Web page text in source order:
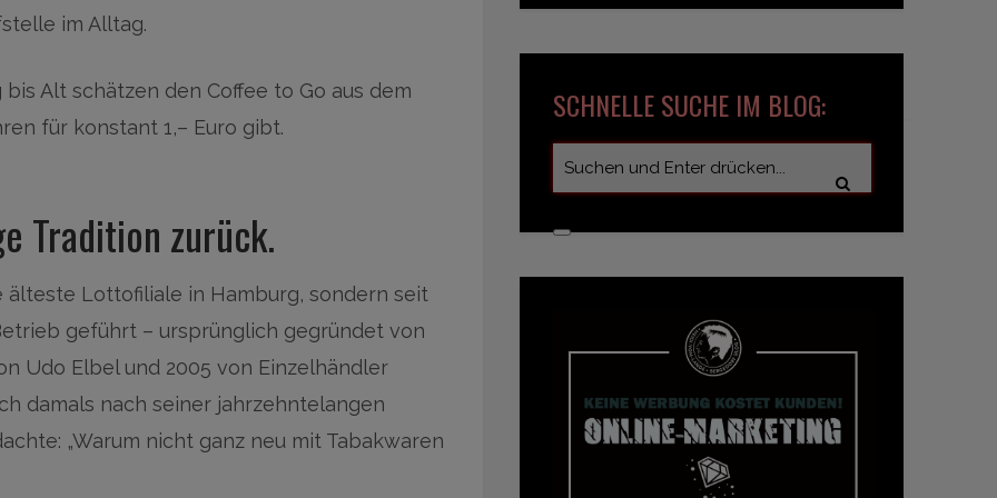
im Alltag.
Alt schätzen den Coffee to Go aus dem
für konstant 1,– Euro gibt.
Tradition zurück.
Lottofiliale in Hamburg, sondern seit
geführt – ursprünglich gegründet von
Udo Elbel und 2005 von Einzelhändler
damals nach seiner jahrzehntelangen
„Warum nicht ganz neu mit Tabakwaren
SCHNELLE SUCHE IM BLOG: